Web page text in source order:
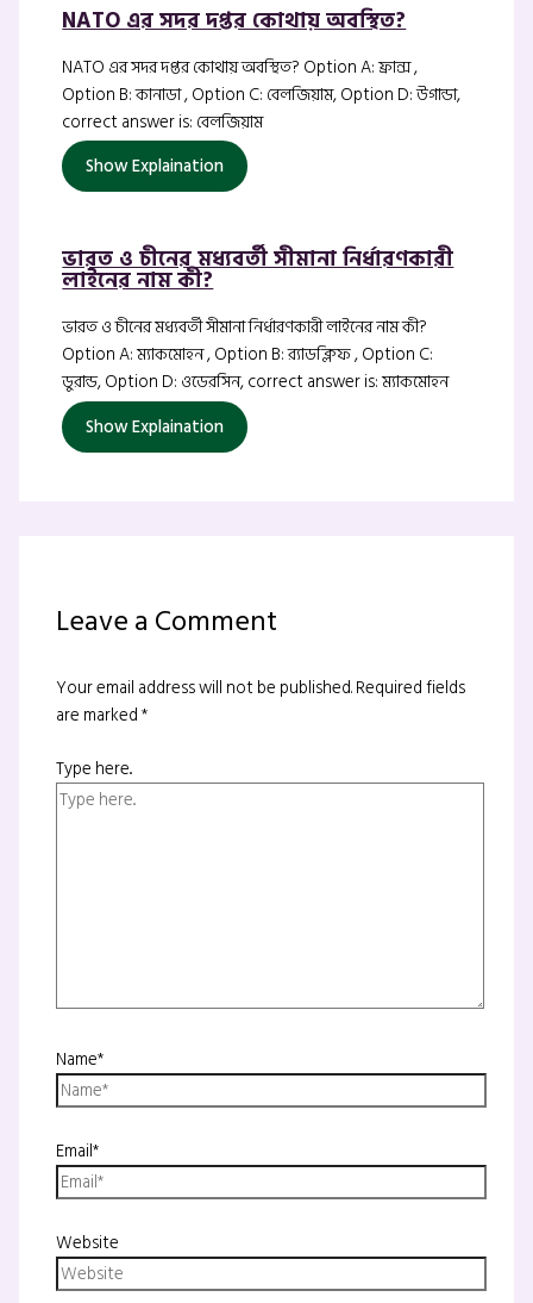
NATO এর সদর দপ্তর কোথায় অবস্থিত?
NATO এর সদর দপ্তর কোথায় অবস্থিত? Option A: ফ্রান্স ,
Option B: কানাডা , Option C: বেলজিয়াম, Option D: উগান্ডা,
correct answer is: বেলজিয়াম
Show Explaination
ভারত ও চীনের মধ্যবর্তী সীমানা নির্ধারণকারী
লাইনের নাম কী?
ভারত ও চীনের মধ্যবর্তী সীমানা নির্ধারণকারী লাইনের নাম কী?
Option A: ম্যাকমোহন , Option B: র‍্যাডক্লিফ , Option C:
ডুরান্ড, Option D: ওডেরসিন, correct answer is: ম্যাকমোহন
Show Explaination
Leave a Comment
Your email address will not be published.Required fields
are marked*
Type here..
Name*
Email*
Website